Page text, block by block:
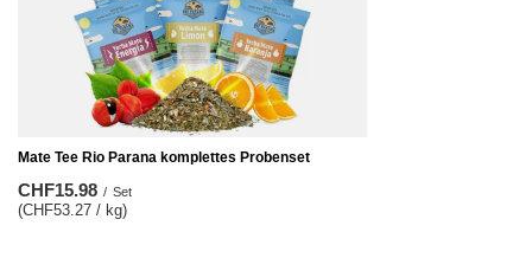
Mate Tee Rio Parana komplettes Probenset
CHF15.98 / Set
(CHF53.27 / kg)